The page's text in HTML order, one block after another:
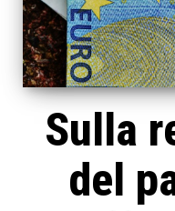
Sulla
del